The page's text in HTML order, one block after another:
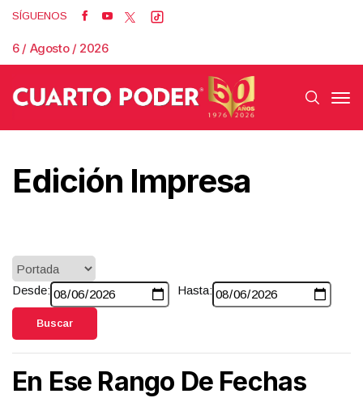
SÍGUENOS
6 / Agosto / 2026
Edición Impresa
Desde: Hasta:
Buscar
En Ese Rango De Fechas